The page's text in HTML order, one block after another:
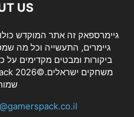
US
גיימרספאק זה אתר המוקדש
גיימרים, התעשייה וכל מה
ביקורות ומבטים מקדימים